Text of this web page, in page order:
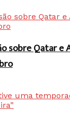
sobre Qatar e